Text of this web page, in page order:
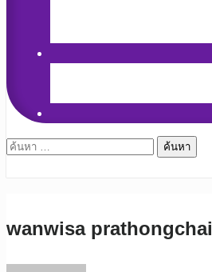
ค้นหา
wanwisa prathongchai